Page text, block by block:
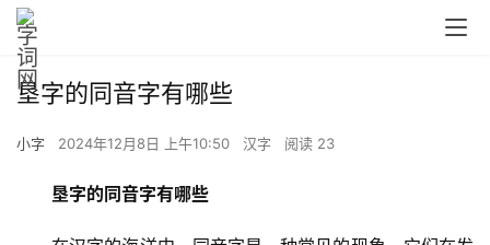
垦字的同音字有哪些
小字 2024年12月8日 上午10:50 汉字 阅读 23
垦字的同音字有哪些